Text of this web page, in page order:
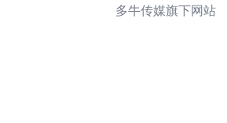
多牛传媒旗下网站